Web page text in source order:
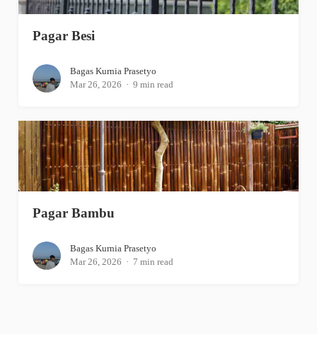
Pagar Besi
Bagas Kurnia Prasetyo
Mar 26, 2026
9 min read
Pagar Bambu
Bagas Kurnia Prasetyo
Mar 26, 2026
7 min read